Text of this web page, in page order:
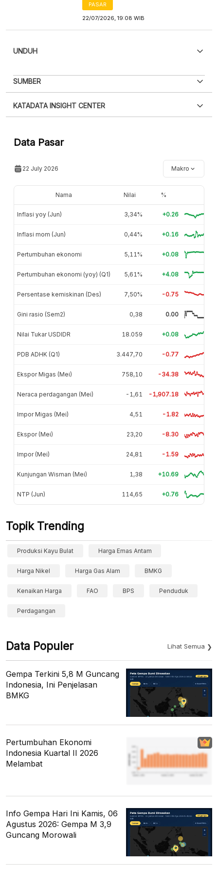
PASAR
22/07/2026, 19:08 WIB
UNDUH
PDF PNG
XLS
SUMBER
punya akun?Silakan Daftar sekarang
KATADATA INSIGHT CENTER
Data Pasar
22 July 2026 Makro
Nama Nilai %
Inflasi yoy (Jun) 3,34% +0.26
Inflasi mom (Jun) 0,44% +0.16
Pertumbuhan ekonomi 5,11% +0.08
Pertumbuhan ekonomi (yoy) (Q1) 5,61% +4.08
Persentase kemiskinan (Des) 7,50% -0.75
Gini rasio (Sem2) 0,38 0.00
Nilai Tukar USDIDR 18.059 +0.08
PDB ADHK (Q1) 3.447,70 -0.77
Ekspor Migas (Mei) 758,10 -34.38
Neraca perdagangan (Mei) -1,61 -1,907.18
Impor Migas (Mei) 4,51 -1.82
Ekspor (Mei) 23,20 -8.30
Impor (Mei) 24,81 -1.59
Kunjungan Wisman (Mei) 1,38 +10.69
NTP (Jun) 114,65 +0.76
Topik Trending
Produksi Kayu Bulat Harga Emas Antam
Harga Nikel Harga Gas Alam BMKG
Kenaikan Harga FAO BPS Penduduk
Perdagangan
Data Populer Lihat Semua
Gempa Terkini 5,8 M Guncang
Indonesia, Ini Penjelasan
BMKG
Pertumbuhan Ekonomi
Indonesia Kuartal II 2026
Melambat
Info Gempa Hari Ini Kamis, 06
Agustus 2026: Gempa M 3,9
Guncang Morowali